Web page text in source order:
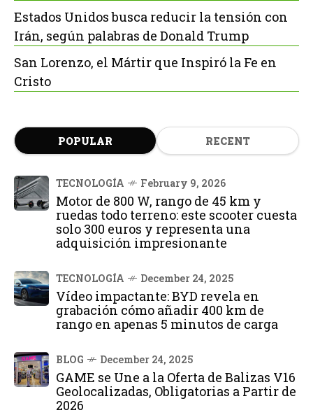
Estados Unidos busca reducir la tensión con
Irán, según palabras de Donald Trump
San Lorenzo, el Mártir que Inspiró la Fe en
Cristo
POPULAR RECENT
TECNOLOGÍA February 9, 2026
Motor de 800 W, rango de 45 km y
ruedas todo terreno: este scooter cuesta
solo 300 euros y representa una
adquisición impresionante
TECNOLOGÍA December 24, 2025
Vídeo impactante: BYD revela en
grabación cómo añadir 400 km de
rango en apenas 5 minutos de carga
BLOG December 24, 2025
GAME se Une a la Oferta de Balizas V16
Geolocalizadas, Obligatorias a Partir de
2026